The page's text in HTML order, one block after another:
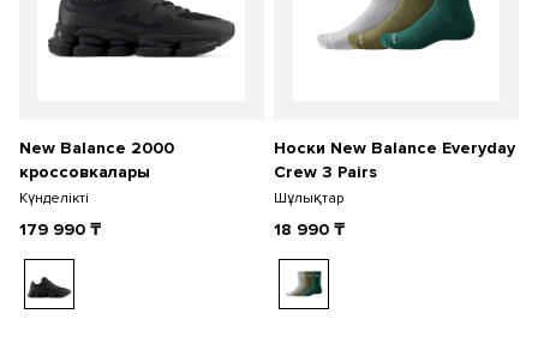
New Balance 2000
кроссовкалары
Күнделікті
179 990 ₸
Носки New Balance Everyday
Crew 3 Pairs
Шұлықтар
18 990 ₸